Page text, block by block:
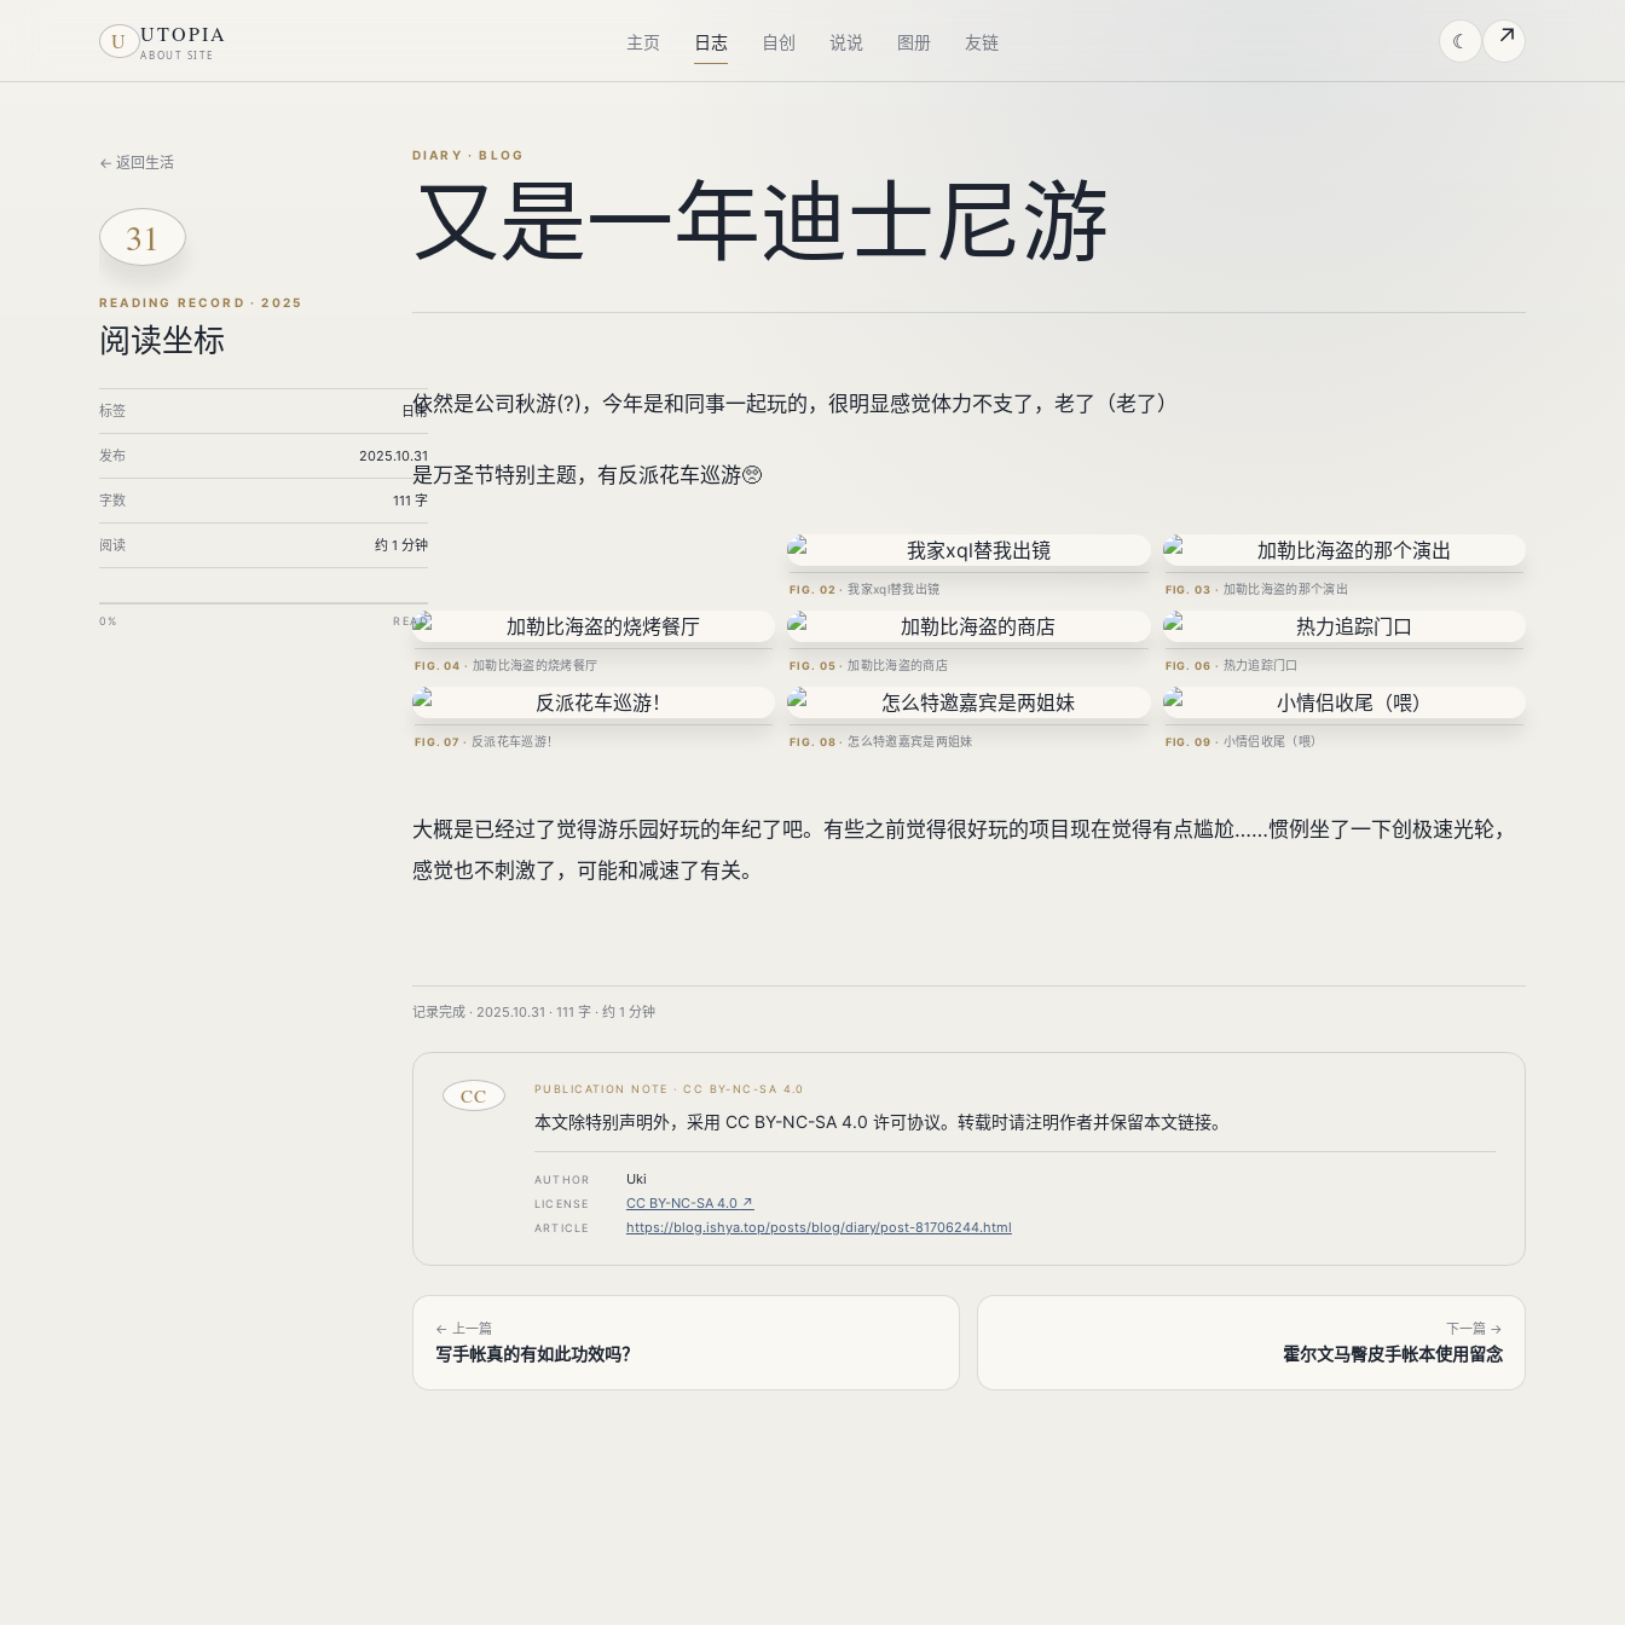
U UTOPIA
ABOUT SITE
主页 日志 自创 说说 图册 友链 ☾ ↗
← 返回生活
31
READING RECORD · 2025
阅读坐标
标签 日常
发布 2025.10.31
字数 111 字
阅读 约 1 分钟
0% READ
DIARY · BLOG
又是一年迪士尼游
依然是公司秋游(?)，今年是和同事一起玩的，很明显感觉体力不支了，老了（老了）
是万圣节特别主题，有反派花车巡游🥺
我家xql替我出镜 加勒比海盗的那个演出
加勒比海盗的烧烤餐厅 加勒比海盗的商店 热力追踪门口
反派花车巡游！ 怎么特邀嘉宾是两姐妹 小情侣收尾（喂）
大概是已经过了觉得游乐园好玩的年纪了吧。有些之前觉得很好玩的项目现在觉得有点尴尬……惯例坐了一下创极速光轮，
感觉也不刺激了，可能和减速了有关。
记录完成 · 2025.10.31 · 111 字 · 约 1 分钟
CC PUBLICATION NOTE · CC BY-NC-SA 4.0
本文除特别声明外，采用 CC BY-NC-SA 4.0 许可协议。转载时请注明作者并保留本文链接。
AUTHOR Uki
LICENSE CC BY-NC-SA 4.0 ↗
ARTICLE https://blog.ishya.top/posts/blog/diary/post-81706244.html
← 上一篇
写手帐真的有如此功效吗？
下一篇 →
霍尔文马臀皮手帐本使用留念